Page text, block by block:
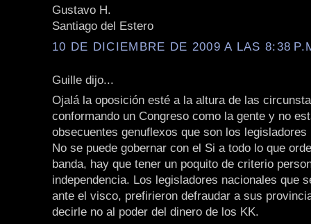
Gustavo H.
Santiago del Estero
10 DE DICIEMBRE DE 2009 A LAS 8:38
Guille dijo...
Ojalá la oposición esté a la altura de las
conformando un Congreso como la gente y no
obsecuentes genuflexos que son los
No se puede gobernar con el Si a todo lo que
banda, hay que tener un poquito de criterio
independencia. Los legisladores nacionales que
ante el visco, prefirieron defraudar a sus
decirle no al poder del dinero de los KK.